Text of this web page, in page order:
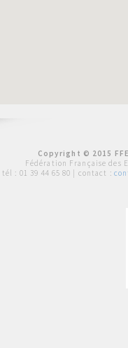
Copyright © 2015
Fédération Française des
tél : 01 39 44 65 80 | contact :